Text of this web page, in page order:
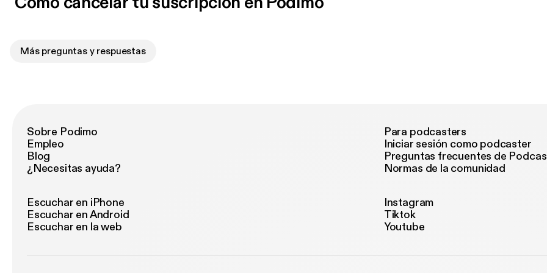
Más preguntas y respuestas
Sobre Podimo
Empleo
Blog
¿Necesitas ayuda?
Para podcasters
Iniciar sesión como podcaster
Preguntas frecuentes de
Normas de la comunidad
Escuchar en iPhone
Escuchar en Android
Escuchar en la web
Instagram
Tiktok
Youtube